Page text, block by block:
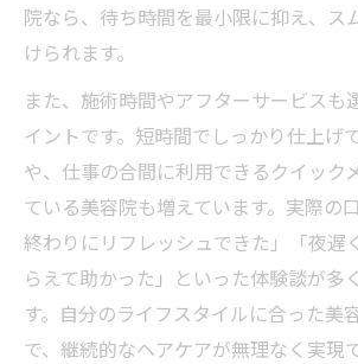
院なら、待ち時間を最小限に抑え、ス
けられます。
また、施術時間やアフターサービスも
イントです。短時間でしっかり仕上げ
や、仕事の合間に利用できるクイック
ている美容院も増えています。実際の
終わりにリフレッシュできた」「夜遅
らえて助かった」といった体験談が多
す。自分のライフスタイルに合った美
で、継続的なヘアケアが無理なく実現